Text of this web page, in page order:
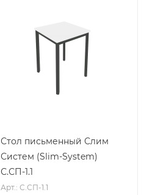
Стол письменный Слим
Систем (Slim-System)
С.СП-1.1
Арт.: С.СП-1.1